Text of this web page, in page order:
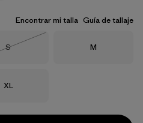
Encontrar mi talla Guía de tallaje
Talla
S
Talla
M
Talla
XL